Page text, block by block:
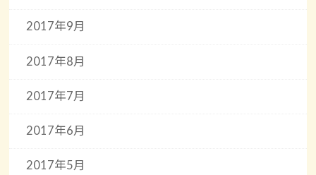
2017年9月
2017年8月
2017年7月
2017年6月
2017年5月